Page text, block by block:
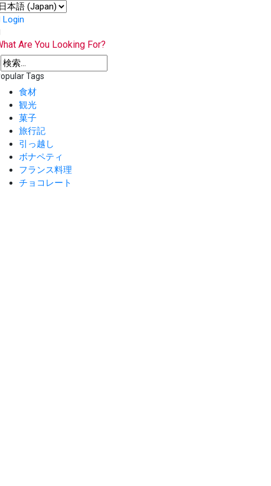
Login
Are You Looking For?
Tags
食材
観光
菓子
旅行記
引っ越し
ボナペティ
フランス料理
チョコレート